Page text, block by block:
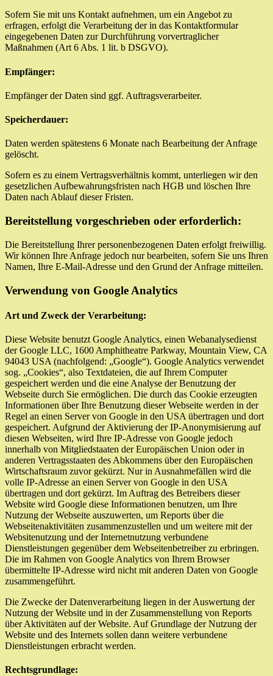
Sofern Sie mit uns Kontakt aufnehmen, um ein Angebot zu
erfragen, erfolgt die Verarbeitung der in das Kontaktformular
eingegebenen Daten zur Durchführung vorvertraglicher
Maßnahmen (Art 6 Abs. 1 lit. b DSGVO).
Empfänger:
Empfänger der Daten sind ggf. Auftragsverarbeiter.
Speicherdauer:
Daten werden spätestens 6 Monate nach Bearbeitung der Anfrage
gelöscht.
Sofern es zu einem Vertragsverhältnis kommt, unterliegen wir den
gesetzlichen Aufbewahrungsfristen nach HGB und löschen Ihre
Daten nach Ablauf dieser Fristen.
Bereitstellung vorgeschrieben oder erforderlich:
Die Bereitstellung Ihrer personenbezogenen Daten erfolgt freiwillig.
Wir können Ihre Anfrage jedoch nur bearbeiten, sofern Sie uns Ihren
Namen, Ihre E-Mail-Adresse und den Grund der Anfrage mitteilen.
Verwendung von Google Analytics
Art und Zweck der Verarbeitung:
Diese Website benutzt Google Analytics, einen Webanalysedienst
der Google LLC, 1600 Amphitheatre Parkway, Mountain View, CA
94043 USA (nachfolgend: „Google“). Google Analytics verwendet
sog. „Cookies“, also Textdateien, die auf Ihrem Computer
gespeichert werden und die eine Analyse der Benutzung der
Webseite durch Sie ermöglichen. Die durch das Cookie erzeugten
Informationen über Ihre Benutzung dieser Webseite werden in der
Regel an einen Server von Google in den USA übertragen und dort
gespeichert. Aufgrund der Aktivierung der IP-Anonymisierung auf
diesen Webseiten, wird Ihre IP-Adresse von Google jedoch
innerhalb von Mitgliedstaaten der Europäischen Union oder in
anderen Vertragsstaaten des Abkommens über den Europäischen
Wirtschaftsraum zuvor gekürzt. Nur in Ausnahmefällen wird die
volle IP-Adresse an einen Server von Google in den USA
übertragen und dort gekürzt. Im Auftrag des Betreibers dieser
Website wird Google diese Informationen benutzen, um Ihre
Nutzung der Webseite auszuwerten, um Reports über die
Webseitenaktivitäten zusammenzustellen und um weitere mit der
Websitenutzung und der Internetnutzung verbundene
Dienstleistungen gegenüber dem Webseitenbetreiber zu erbringen.
Die im Rahmen von Google Analytics von Ihrem Browser
übermittelte IP-Adresse wird nicht mit anderen Daten von Google
zusammengeführt.
Die Zwecke der Datenverarbeitung liegen in der Auswertung der
Nutzung der Website und in der Zusammenstellung von Reports
über Aktivitäten auf der Website. Auf Grundlage der Nutzung der
Website und des Internets sollen dann weitere verbundene
Dienstleistungen erbracht werden.
Rechtsgrundlage: